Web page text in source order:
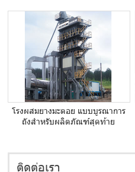
โรงผสมยางมะตอย แบบบูรณาการ
ถังสำหรับผลิตภัณฑ์สุดท้าย
ติดต่อเรา